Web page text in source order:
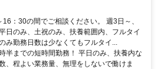
：30の間でご相談ください。 週3日～、
日のみ、土祝のみ、扶養範囲内、フルタイ
み勤務日数は少なくてもフルタイ...
半までの短時間勤務！ 平日のみ、扶養内な
、程よい業務量、無理をしないで働けま